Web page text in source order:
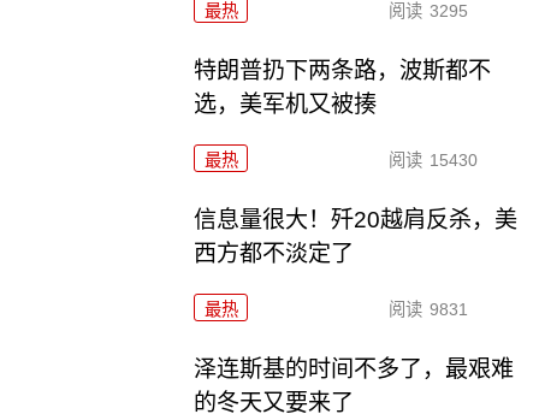
最热 阅读 3295
特朗普扔下两条路，波斯都不
选，美军机又被揍
最热 阅读 15430
信息量很大！歼20越肩反杀，美
西方都不淡定了
最热 阅读 9831
泽连斯基的时间不多了，最艰难
的冬天又要来了